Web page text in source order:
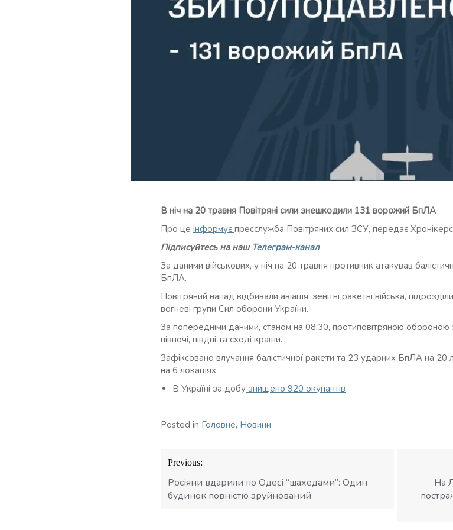
В ніч на 20 травня Повітряні сили знешкодили 131 ворожий БпЛА
Про це інформує пресслужба Повітряних сил ЗСУ, передає
Підписуйтесь на наш Телеграм-канал
За даними військових, у ніч на 20 травня противник атакував
БпЛА.
Повітряний напад відбивали авіація, зенітні ракетні війська,
вогневі групи Сил оборони України.
За попередніми даними, станом на 08:30, протиповітряною
півночі, півдні та сході країни.
Зафіксовано влучання балістичної ракети та 23 ударних БпЛА на 20
на 6 локаціях.
В Україні за добу знищено 920 окупантів
Posted in Головне, Новини
Навігація
записів
Previous:
Росіяни вдарили по Одесі “шахедами”: Один
будинок повністю зруйнований
На